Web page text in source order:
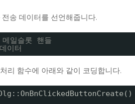
송 데이터를 선언해줍니다.
일슬롯 핸들
이터
리 함수에 아래와 같이 코딩합니다.